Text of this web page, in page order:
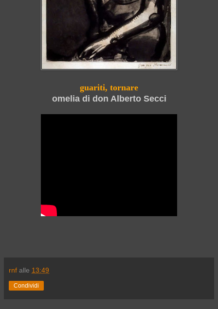
guariti, tornare
omelia di don Alberto Secci
rnf alle 13:49
Condividi